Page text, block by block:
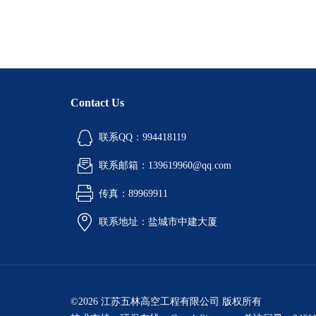
Contact Us
联系QQ：994418119
联系邮箱：139619960@qq.com
传真：89969911
联系地址：盐城市中建大厦
©2026 江苏五林高空工程有限公司 版权所有